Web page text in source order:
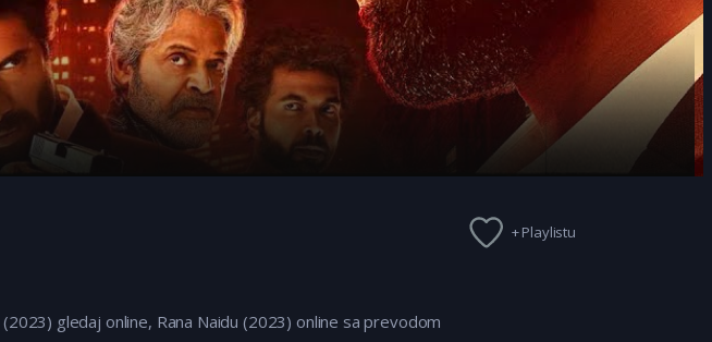
+ Playlistu
gledaj online, Rana Naidu (2023) online sa prevodom